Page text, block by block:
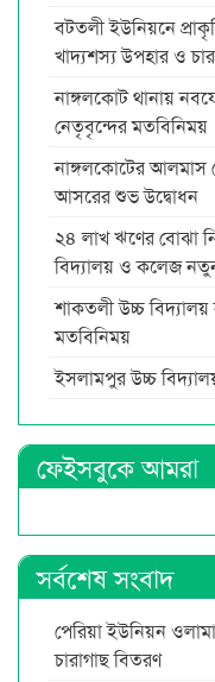
বটতলী ইউনিয়নে
খাদ্যশস্য উপহার ও
নাঙ্গলকোট থানায়
নেতৃবৃন্দের মতবিনিময়
নাঙ্গলকোটের আলমাস
আসরের শুভ উদ্বোধন
২৪ লাখ ঋণের বোঝা
বিদ্যালয় ও কলেজ নতুন
শাকতলী উচ্চ বিদ্যালয়
মতবিনিময়
ইসলামপুর উচ্চ
ফেইসবুকে আমরা
সর্বশেষ সংবাদ
পেরিয়া ইউনিয়ন
চারাগাছ বিতরণ